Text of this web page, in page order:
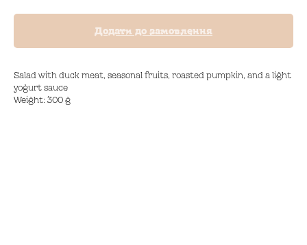
Додати до замовлення
Salad with duck meat, seasonal fruits, roasted pumpkin, and a light
yogurt sauce
Weight: 300 g